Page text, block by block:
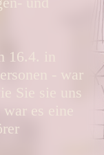
in
- war
Sie sie uns
es eine